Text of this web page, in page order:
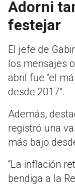
Adorni
festejar
El jefe de
los mensajes
abril fue “el
desde 2017”.
Además,
registró una
más bajo
“La inflación
bendiga a la